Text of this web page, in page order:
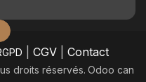
CGV| Contact
droits réservés. ​Odoo can